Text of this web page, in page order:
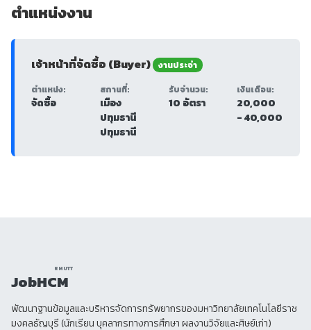
ตำแหน่งงาน
เจ้าหน้าที่จัดซื้อ (Buyer) งานประจำ
ตำแหน่ง:
จัดซื้อ
สถานที่:
เมือง
ปทุมธานี
ปทุมธานี
รับจำนวน:
10 อัตรา
เงินเดือน:
20,000
- 40,000
JobHCM
RMUTT
พัฒนาฐานข้อมูลและบริหารจัดการทรัพยากรของมหาวิทยาลัยเทคโนโลยีราช
มงคลธัญบุรี (นักเรียน บุคลากรทางการศึกษา ผลงานวิจัยและศิษย์เก่า)